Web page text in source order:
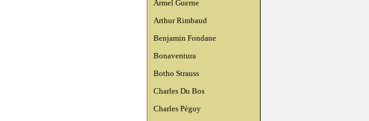
Armel Guerne
Arthur Rimbaud
Benjamin Fondane
Bonaventura
Botho Strauss
Charles Du Bos
Charles Péguy